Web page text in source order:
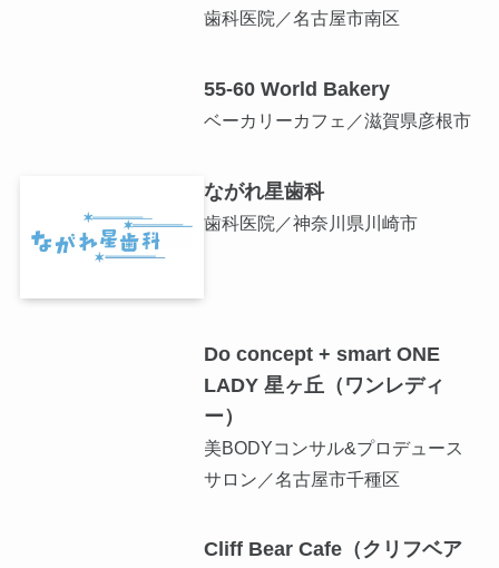
歯科医院／名古屋市南区
55-60 World Bakery
ベーカリーカフェ／滋賀県彦根市
ながれ星歯科
歯科医院／神奈川県川崎市
Do concept + smart ONE
LADY 星ヶ丘（ワンレディ
ー）
美BODYコンサル&プロデュース
サロン／名古屋市千種区
Cliff Bear Cafe（クリフベア